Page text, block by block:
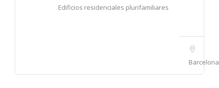
Edificios residenciales plurifamiliares
Barcelona